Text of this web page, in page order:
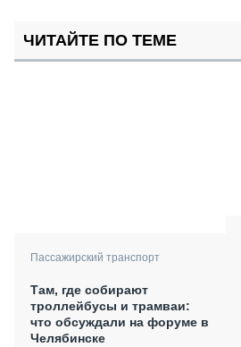
ЧИТАЙТЕ ПО ТЕМЕ
Пассажирский транспорт
Там, где собирают
троллейбусы и трамваи:
что обсуждали на форуме в
Челябинске